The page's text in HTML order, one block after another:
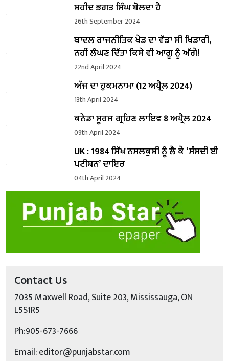
ਸ਼ਹੀਦ ਭਗਤ ਸਿੰਘ ਬੋਲਦਾ ਹੈ
26th September 2024
ਬਾਦਲ ਰਾਜਨੀਤਿਕ ਖੇਡ ਦਾ ਵੱਡਾ ਸੀ ਖਿਡਾਰੀ,
ਨਹੀਂ ਲੰਘਣ ਦਿੱਤਾ ਕਿਸੇ ਵੀ ਆਗੂ ਨੂੰ ਅੱਗੇ!
22nd April 2024
ਅੱਜ ਦਾ ਹੁਕਮਨਾਮਾ (12 ਅਪ੍ਰੈਲ 2024)
13th April 2024
ਕਨੇਡਾ ਸੂਰਜ ਗ੍ਰਹਿਣ ਲਾਇਵ 8 ਅਪ੍ਰੈਲ 2024
09th April 2024
UK : 1984 ਸਿੱਖ ਨਸਲਕੁਸ਼ੀ ਨੂੰ ਲੈ ਕੇ ‘ਸੰਸਦੀ ਈ
ਪਟੀਸ਼ਨ’ ਦਾਇਰ
04th April 2024
Contact Us
7035 Maxwell Road, Suite 203, Mississauga, ON
L5S1R5
Ph:905-673-7666
Email: editor@punjabstar.com